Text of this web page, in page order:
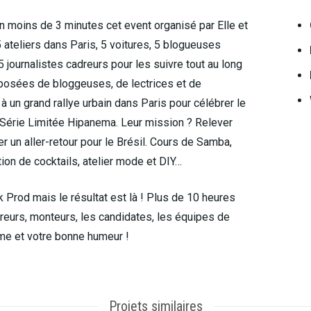
moins de 3 minutes cet event organisé par Elle et
dans Paris, 5 voitures, 5 blogueuses
journalistes cadreurs pour les suivre tout au long
de bloggeuses, de lectrices et de
un grand rallye urbain dans Paris pour célébrer le
Limitée Hipanema. Leur mission ? Relever
un aller-retour pour le Brésil. Cours de Samba,
de cocktails, atelier mode et DIY…
Prod mais le résultat est là ! Plus de 10 heures
monteurs, les candidates, les équipes de
et votre bonne humeur !
Projets similaires